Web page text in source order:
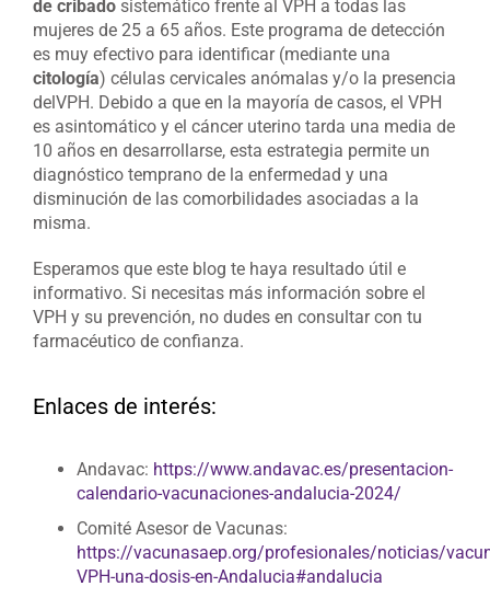
de cribado sistemático frente al VPH a todas las
mujeres de 25 a 65 años. Este programa de detección
es muy efectivo para identificar (mediante una
citología) células cervicales anómalas y/o la presencia
delVPH. Debido a que en la mayoría de casos, el VPH
es asintomático y el cáncer uterino tarda una media de
10 años en desarrollarse, esta estrategia permite un
diagnóstico temprano de la enfermedad y una
disminución de las comorbilidades asociadas a la
misma.
Esperamos que este blog te haya resultado útil e
informativo. Si necesitas más información sobre el
VPH y su prevención, no dudes en consultar con tu
farmacéutico de confianza.
Enlaces de interés:
Andavac: https://www.andavac.es/presentacion-
calendario-vacunaciones-andalucia-2024/
Comité Asesor de Vacunas:
https://vacunasaep.org/profesionales/noticias/
VPH-una-dosis-en-Andalucia#andalucia